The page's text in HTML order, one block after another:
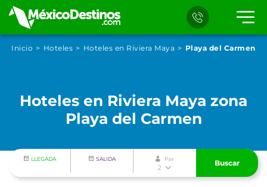
Inicio Hoteles Hoteles en Riviera Maya Playa del Carmen
Hoteles en Riviera Maya zona
Playa del Carmen
LLEGADA SALIDA Pax
2
Buscar